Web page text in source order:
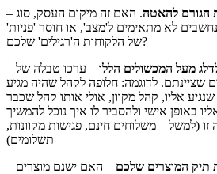
– הגורם להאטה. האם זה מיקום העסק, סוג
לא מתאימים ל'מצב', או חוסר 'פניות'
של הלקוחות ה'רגילים' שלכם?
–
מעל המכשולים הללו – ערכו טבלה של
שציינתם. לדוגמה: חלופה לקהל שהיה מגיע
אליו, קהל מקוון, אולי אותו קהל שכבר
באופן אישי ולהסביר לו איך נוכל להמשיך
(למשל – משלוחים חינם, פגישות מקוונות,
תשלומים)
–
תיק המוצרים שלכם – האם ישנם מוצרים